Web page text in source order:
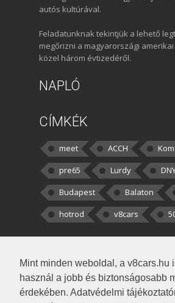
Mint minden weboldal, a v8cars.hu
használ a jobb és biztonságosabb
érdekében. Adatvédelmi
autós kultúrával.
Feladatunknak tekintjük a lehető
megőrizni a magyarországi
közel három évtizedéről.
NAPLÓ
CÍMKÉK
meet ACCH
pre65
Lurdy
Budapest
Balaton
hotrod
v8cars
kortisz:Elszúrtam! Én
darabbaal számoltam. Nem tudtam,